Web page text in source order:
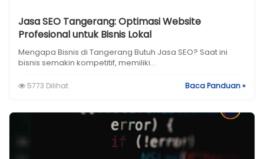
Jasa SEO Tangerang: Optimasi Website
Profesional untuk Bisnis Lokal
Mengapa Bisnis di Tangerang Butuh Jasa SEO? Saat ini
bisnis semakin kompetitif, memiliki...
5773 Dilihat Baca Panduan »